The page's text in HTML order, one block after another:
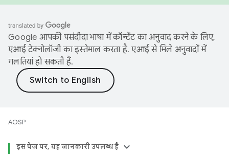
Google आपकी पसंदीदा भाषा में कॉन्टेंट का अनुवाद करने के लिए,
एआई टेक्नोलॉजी का इस्तेमाल करता है. एआई से मिले अनुवादों में
गलतियां हो सकती हैं.
AOSP
इस पेज पर, यह जानकारी उपलब्ध है